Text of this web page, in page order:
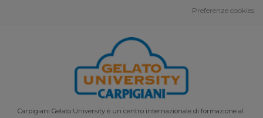
Preferenze cookies
Carpigiani Gelato University è un centro internazionale di formazione al